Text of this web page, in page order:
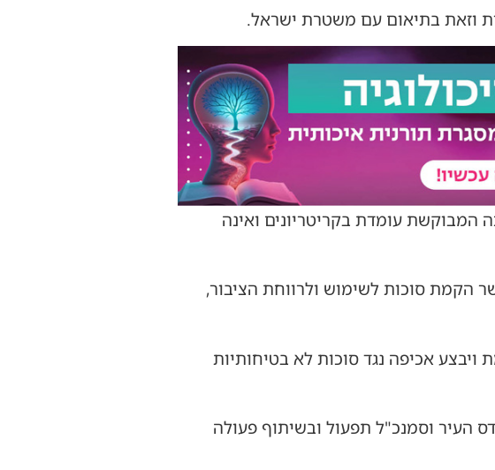
וזאת בתיאום עם משטרת ישראל.
המבוקשת עומדת בקריטריונים ואינה
הקמת סוכות לשימוש ולרווחת הציבור,
ויבצע אכיפה נגד סוכות לא בטיחותיות
העיר וסמנכ"ל תפעול ובשיתוף פעולה